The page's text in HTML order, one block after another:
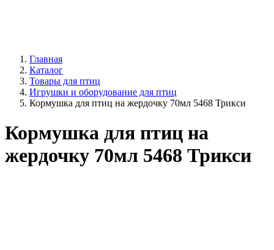
Главная
Каталог
Товары для птиц
Игрушки и оборудование для птиц
Кормушка для птиц на жердочку 70мл 5468 Трикси
Кормушка для птиц на
жердочку 70мл 5468 Трикси